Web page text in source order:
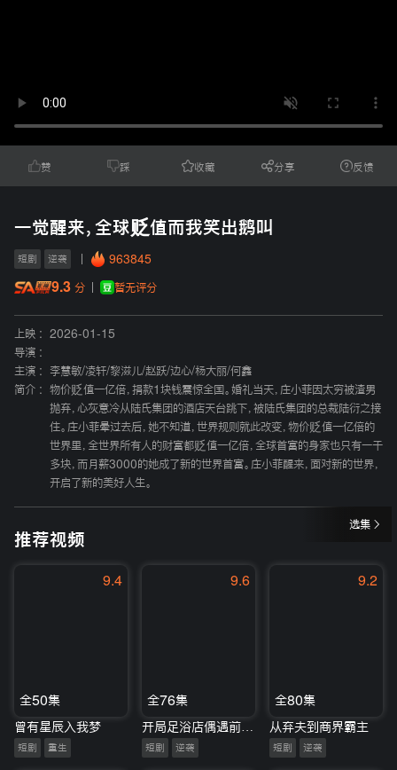
赞 踩 收藏 分享 反馈
一觉醒来，全球贬值而我笑出鹅叫
短剧 逆袭 963845
9.3 分 暂无评分
上映 :
2026-01-15
导演 :
主演 :
李慧敏/凌轩/黎滋儿/赵跃/边心/杨大丽/何鑫
简介 :
物价贬值一亿倍，捐款1块钱震惊全国。婚礼当天，庄小菲因太穷被渣男
抛弃，心灰意冷从陆氏集团的酒店天台跳下，被陆氏集团的总裁陆衍之接
住。庄小菲晕过去后，她不知道，世界规则就此改变，物价贬值一亿倍的
世界里，全世界所有人的财富都贬值一亿倍，全球首富的身家也只有一千
多块，而月薪3000的她成了新的世界首富。庄小菲醒来，面对新的世界，
开启了新的美好人生。
选集
推荐视频
9.4
全50集
曾有星辰入我梦
短剧 重生
9.6
全76集
短剧 逆袭
9.2
全80集
从弃夫到商界霸主
短剧 逆袭